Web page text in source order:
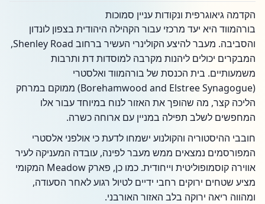
הקדמה גיאוגרפית ונקודות עניין סמוכות
בורהמווד היא יעד מרכזי עבור הקהילה היהודית בצפון לונדון
והסביבה. מעבר להיצע הקולינרי העשיר ברחוב Shenley Road,
המבקרים יכולים ליהנות מקרבה למוסדות דת ותרבות
משמעותיים. בית הכנסת של בורהמווד ואלסטרי
(Borehamwood and Elstree Synagogue) ממוקם במרחק
הליכה קצר, מה שהופך את האזור לנוח במיוחד עבור אלו
המחפשים לשלב תפילה במניין עם ארוחה כשרה.
חובבי ההיסטוריה והקולנוע ישמחו לדעת כי אולפני אלסטרי
המפורסמים נמצאים ממש מעבר לפינה, עובדה המעניקה לעיר
אווירה קוסמופוליטית וייחודית. כמו כן, פארק Meadow המקומי
מציע שטחים ירוקים רחבי ידיים לטיול רגוע לאחר הסעודה,
ומהווה ריאה ירוקה בלב האזור האורבני.